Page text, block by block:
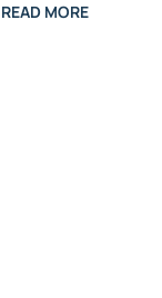
READ MORE